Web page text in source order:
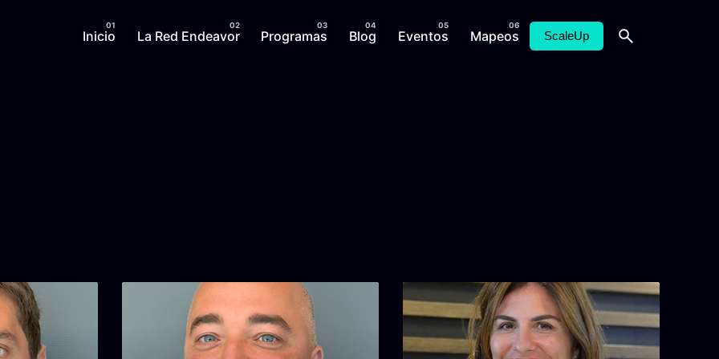
Inicio La Red Endeavor Programas Blog Eventos Mapeos ScaleUp